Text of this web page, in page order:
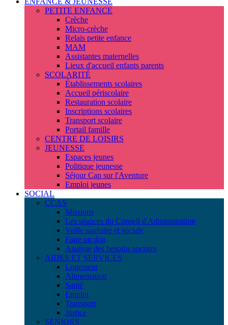
PETITE ENFANCE
Crèche
Micro-crèche
Relais petite enfance
MAM
Assistantes maternelles
Lieux d'accueil enfants parents
SCOLARITÉ
Établissements scolaires
Accueil périscolaire
Restauration scolaire
Inscriptions scolaires
Transport scolaire
Portail famille
CENTRE DE LOISIRS
JEUNESSE
Espaces jeunes
Politique jeunesse
Séjour Cap sur l'Aventure
Emploi jeunes
SOCIAL
CCAS
Missions
Les séances du Conseil d'Administration
Veille sanitaire et sociale
Faire un don
Analyse des besoins sociaux
AIDES ET SERVICES
Logement
Alimentation
Santé
Emploi
Transport
Justice
SÉNIORS